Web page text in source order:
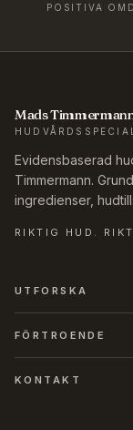
POSITIVA
Mads
Evidensbaserad
Timmermann.
ingredienser,
RIKTIG HUD.
UTFORSKA
FÖRTROENDE
KONTAKT